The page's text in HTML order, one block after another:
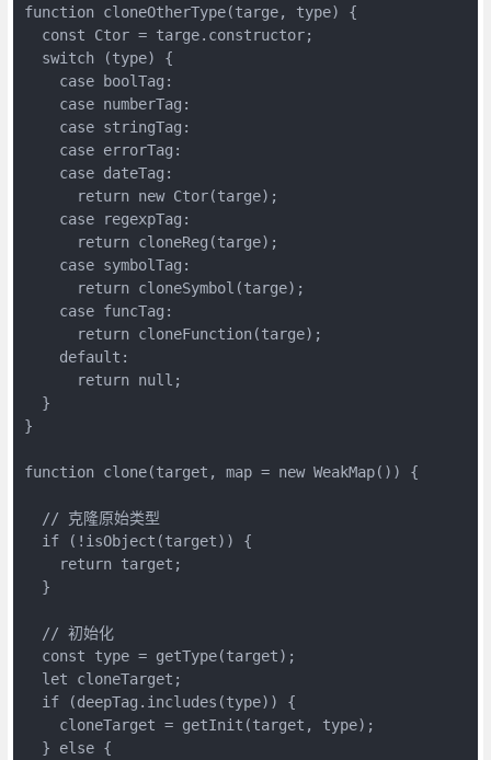
function cloneOtherType(targe, type) {
  const Ctor = targe.constructor;
  switch (type) {
    case boolTag:
    case numberTag:
    case stringTag:
    case errorTag:
    case dateTag:
      return new Ctor(targe);
    case regexpTag:
      return cloneReg(targe);
    case symbolTag:
      return cloneSymbol(targe);
    case funcTag:
      return cloneFunction(targe);
    default:
      return null;
  }
}
function clone(target, map = new WeakMap()) {
  // 克隆原始类型
  if (!isObject(target)) {
    return target;
  }
  // 初始化
  const type = getType(target);
  let cloneTarget;
  if (deepTag.includes(type)) {
    cloneTarget = getInit(target, type);
  } else {